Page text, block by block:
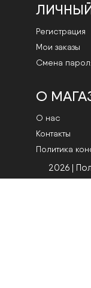
Регистрация
Мои заказы
Смена
О
О нас
Контакты
Политика
2026 |